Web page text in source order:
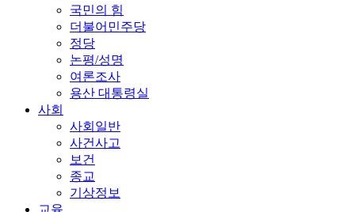
국민의 힘
더불어민주당
정당
논평/성명
여론조사
용산 대통령실
사회
사회일반
사건사고
보건
종교
기상정보